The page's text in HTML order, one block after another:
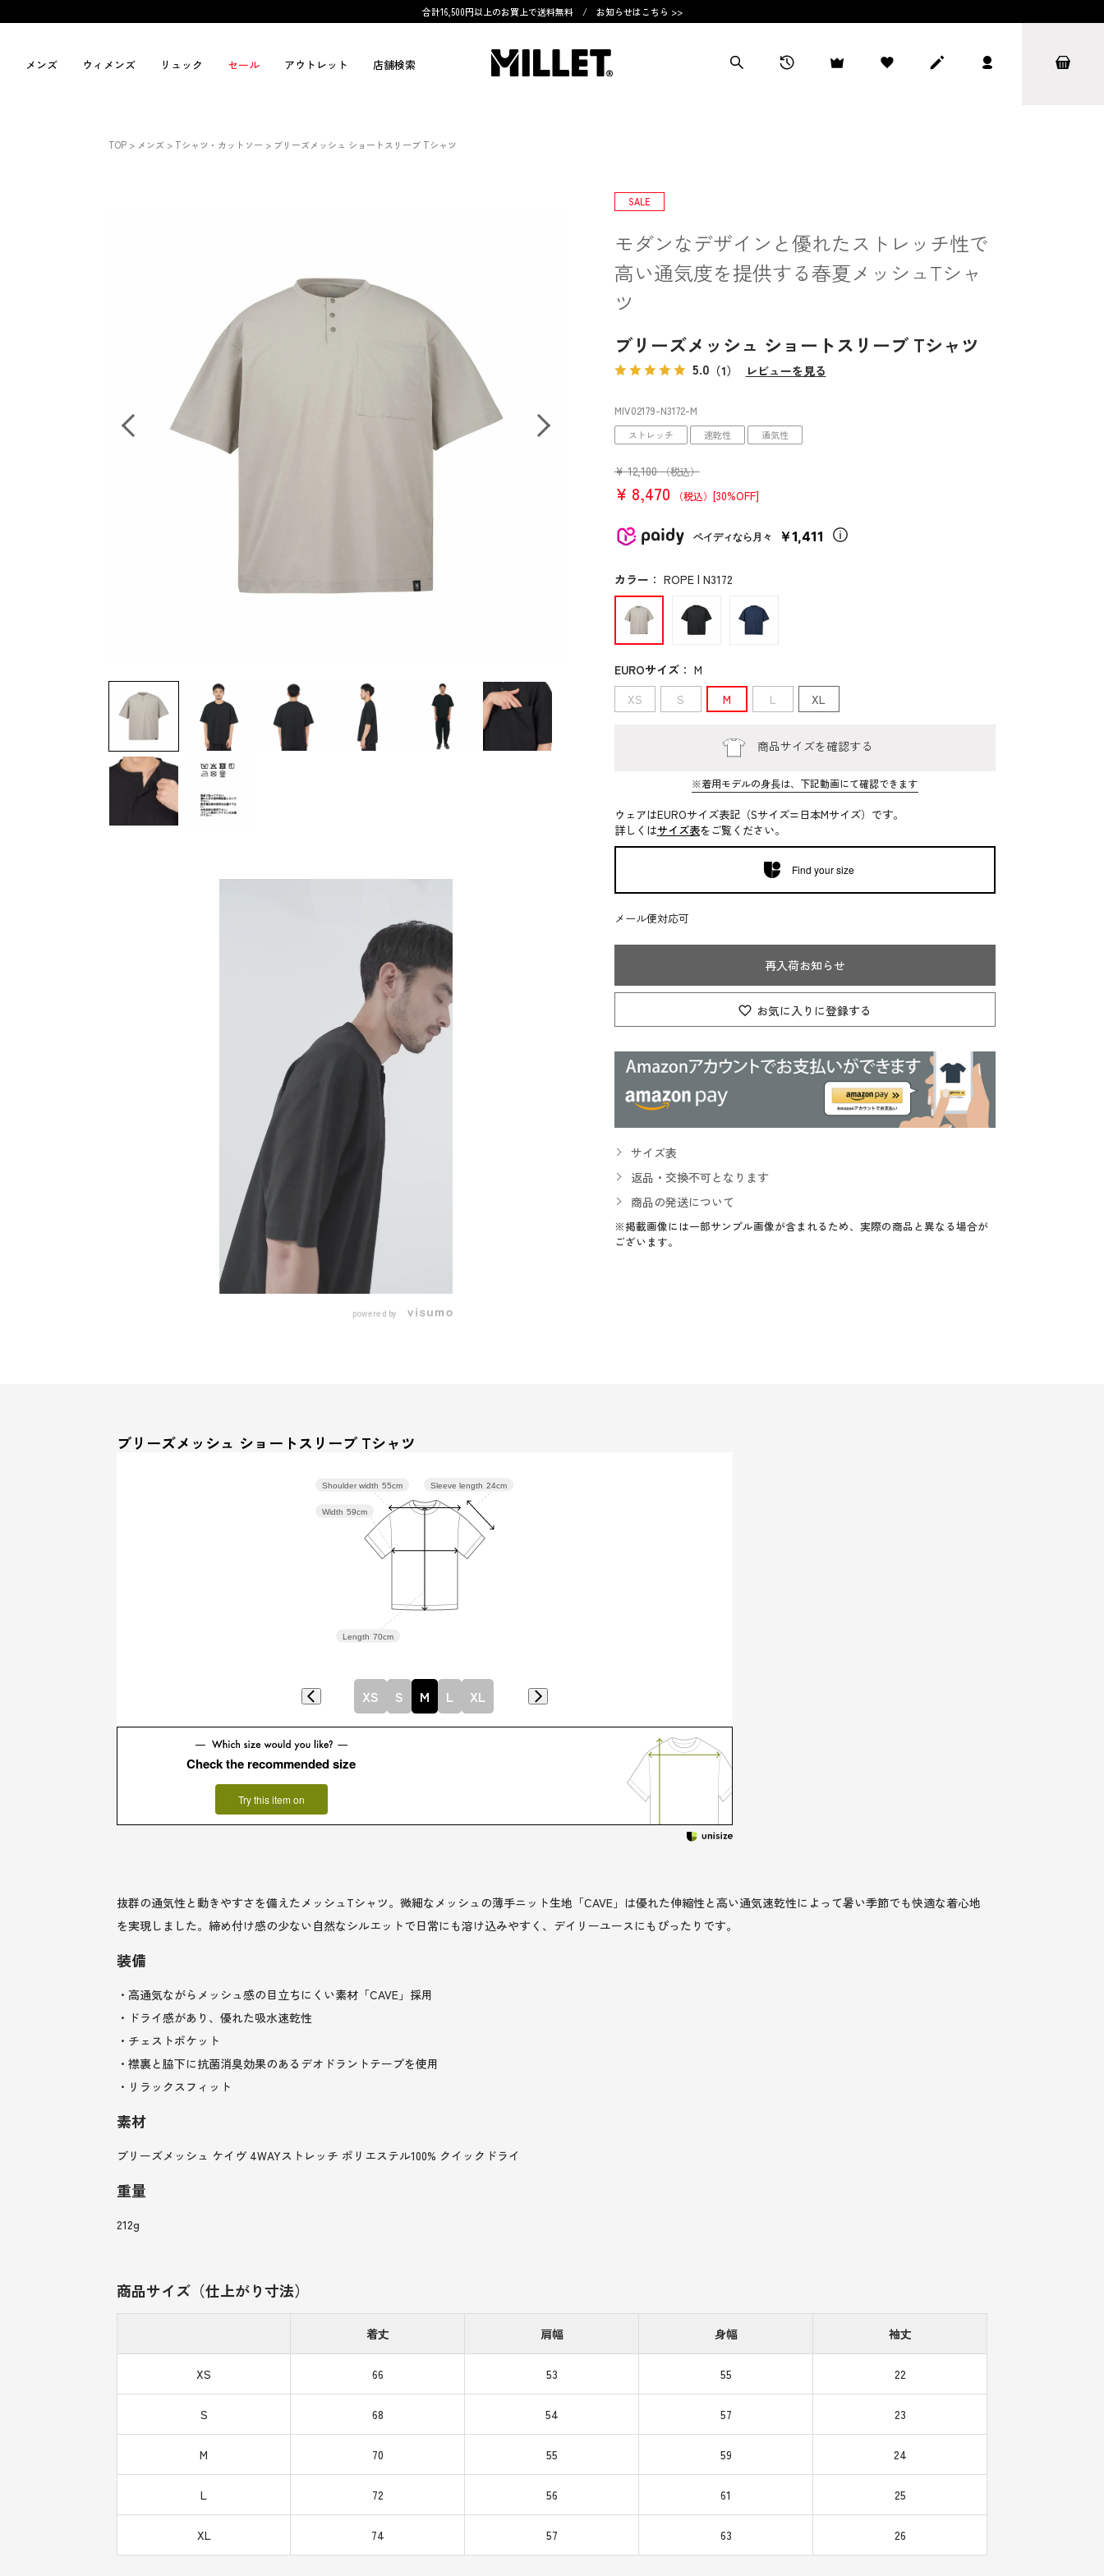
合計16,500円以上のお買上で送料無料 / お知らせはこちら >>
メンズ ウィメンズ リュック セール アウトレット 店舗検索
TOP メンズ Tシャツ・カットソー ブリーズメッシュ ショートスリーブ Tシャツ
powered by
モダンなデザインと優れたストレッチ性で
高い通気度を提供する春夏メッシュTシャ
ツ
ブリーズメッシュ ショートスリーブ Tシャツ
5.0 （1） レビューを見る
MIV02179-N3172-M
SALE
ストレッチ 速乾性 通気性
¥ 12,100 （税込）
¥ 8,470 （税込） [30%OFF]
ペイディなら月々 ￥1,411
カラー ： ROPE | N3172
EUROサイズ： M
XS
S M L XL
商品サイズを確認する
※着用モデルの身長は、下記動画にて確認できます
ウェアはEUROサイズ表記（Sサイズ=日本Mサイズ）です。
詳しくはサイズ表をご覧ください。
Find your size
メール便対応可
再入荷お知らせ
お気に入りに登録する
サイズ表
返品・交換不可となります
商品の発送について
※掲載画像には一部サンプル画像が含まれるため、実際の商品と異なる場合が
ございます。
ブリーズメッシュ ショートスリーブ Tシャツ
Sleeve length 24cm
Length 70cm
Width 59cm
Shoulder width 55cm
XS S M L XL
Check the recommended size
Try this item on
抜群の通気性と動きやすさを備えたメッシュTシャツ。微細なメッシュの薄手ニット生地「CAVE」は優れた伸縮性と高い通気速乾性によって暑い季節でも快適な着心地
を実現しました。締め付け感の少ない自然なシルエットで日常にも溶け込みやすく、デイリーユースにもぴったりです。
装備
・高通気ながらメッシュ感の目立ちにくい素材「CAVE」採用
・ドライ感があり、優れた吸水速乾性
・チェストポケット
・襟裏と脇下に抗菌消臭効果のあるデオドラントテープを使用
・リラックスフィット
素材
ブリーズメッシュ ケイヴ 4WAYストレッチ ポリエステル100% クイックドライ
重量
212g
商品サイズ（仕上がり寸法）
着丈 肩幅 身幅 袖丈
XS 66 53 55 22
S 68 54 57 23
M 70 55 59 24
L 72 56 61 25
XL 74 57 63 26